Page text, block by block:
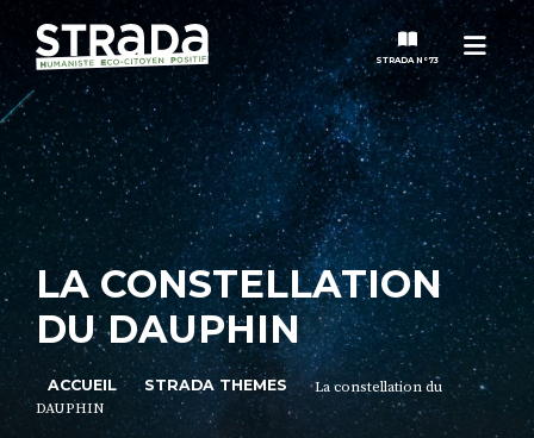
Menu
STRADA N°73
STRADA
MAGAZINES
NOS THÈMES
STRADA’DATES
ALTER STRADA
LA CONSTELLATION
DU DAUPHIN
ACCUEIL STRADA THEMES
La constellation du
DAUPHIN